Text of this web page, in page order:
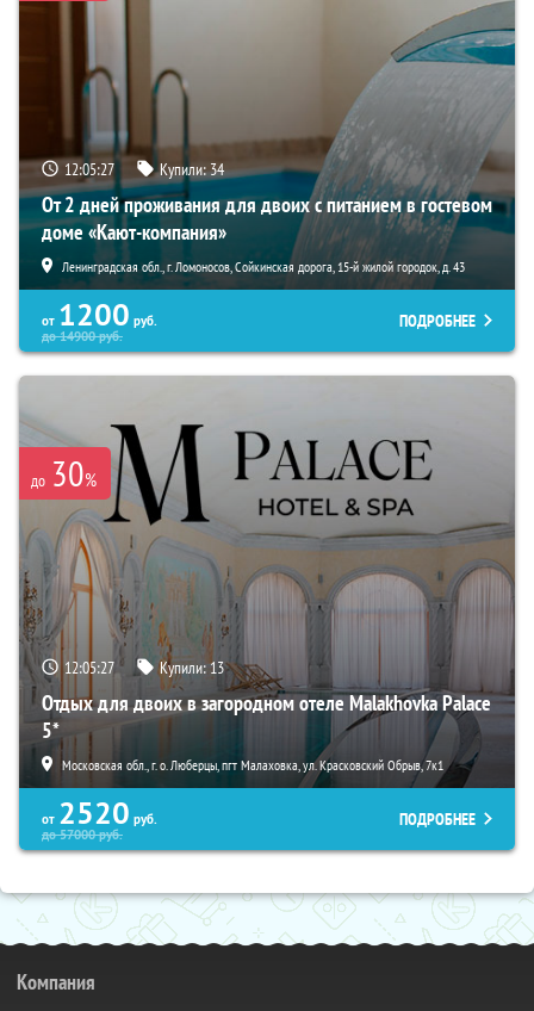
12:05:26 Купили:34
От 2 дней проживания для двоих с питанием в гостевом
доме «Кают-компания»
Ленинградская обл., г. Ломоносов, Сойкинская дорога, 15-й жилой городок, д. 43
от 1200 руб.
до14900руб.
ПОДРОБНЕЕ
до 30%
12:05:26 Купили:13
Отдых для двоих в загородном отеле Malakhovka Palace
5*
Московская обл., г. о. Люберцы, пгт Малаховка, ул. Красковский Обрыв, 7к1
от 2520 руб.
до57000руб.
ПОДРОБНЕЕ
Компания